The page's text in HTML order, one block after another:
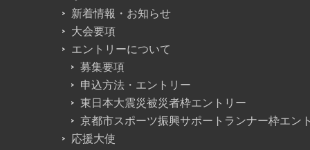
新着情報・お知らせ
大会要項
エントリーについて
募集要項
申込方法・エントリー
東日本大震災被災者枠エントリー
京都市スポーツ振興サポートランナー枠エン
応援大使